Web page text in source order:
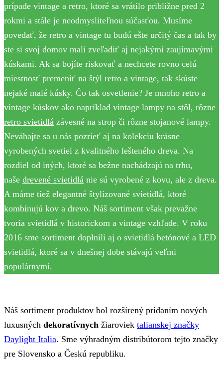
prípade vintage a retro, ktoré sa vrátilo približne pred 2
rokmi a stále je neodmysliteľnou súčasťou. Musíme
povedať, že retro a vintage tu budú ešte určitý čas a tak by
ste si svoj domov mali zveľadiť aj nejakými zaujímavými
kúskami. Ak sa bojíte riskovať a nechcete rovno celú
miestnosť premeniť na štýl retro a vintage, tak skúste
nejaké malé kúsky. Čo tak osvetlenie? Je mnoho retro a
vintage kúskov ako napríklad vintage lampy na stôl, rôzne
retro svietidlá závesné na strop či rôzne stojanové lampy.
Neváhajte sa u nás pozrieť aj na kolekciu krásne
vyrobených svetiel z kvalitného lešteného dreva. Na
rozdiel od iných, ktoré sa bežne nachádzajú na trhu,
naše drevené svietidlá nie sú vyrobené z kovu, ale z dreva.
A máme tiež elegantné štylizované svietidlá, ktoré
kombinujú kov a drevo. Náš sortiment však prevažne
tvoria svietidlá v historickom a vintage vzhľade. V roku
2016 sme sortiment doplnili aj o svietidlá betónové a LED
svietidlá, ktoré sa v dnešnej dobe stávajú veľmi
populárnymi.
Náš sortiment produktov bol rozšírený pridaním nových
luxusných dekoratívnych žiaroviek talianskej značky
Daylight Italia. Sme výhradným distribútorom tejto značky
pre Slovensko a Českú republiku.